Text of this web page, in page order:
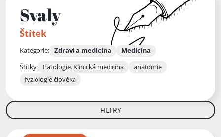
Svaly
Štítek
Kategorie: Zdraví a medicína
Medicína
Štítky:
Patologie. Klinická medicína
anatomie
fyziologie člověka
FILTRY